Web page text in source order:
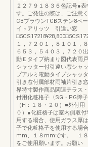
２２７９１８３６色記号●
す。ご発注の際は、ご注意
CBブラウンTCBステン8ペ
イトアリッツ 引違い窓
１，７２０１，８１０１，
６５３，５４０３，７２０
動Ｅタイプ納まり図代表雨
シャッター付引違い窓シャ
プアルミ電動タイプシャッ
引き窓付属部材両袖片引き
界特寸製作商品関連テラス
付用化粧格子〈SG・PG障
（H：１８・２０）■外付
０）●化粧格子は室内側取
用する場合、使用ガラス
子で化粧格子を使用する場
mm、１８mmです。 １８
をご使用願います。お願い